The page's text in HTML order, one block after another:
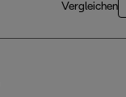
Vergleichen